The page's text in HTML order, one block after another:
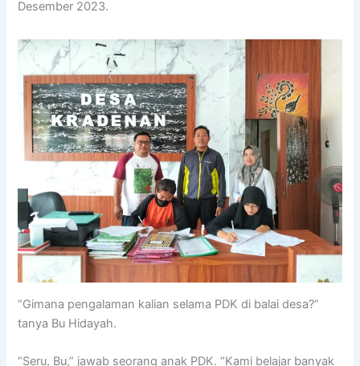
Desember 2023.
“Gimana pengalaman kalian selama PDK di balai desa?”
tanya Bu Hidayah.
“Seru, Bu,” jawab seorang anak PDK. “Kami belajar banyak